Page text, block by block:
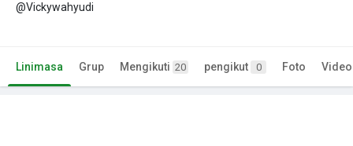
@Vickywahyudi
Linimasa Grup Mengikuti 20 pengikut 0 Foto Video